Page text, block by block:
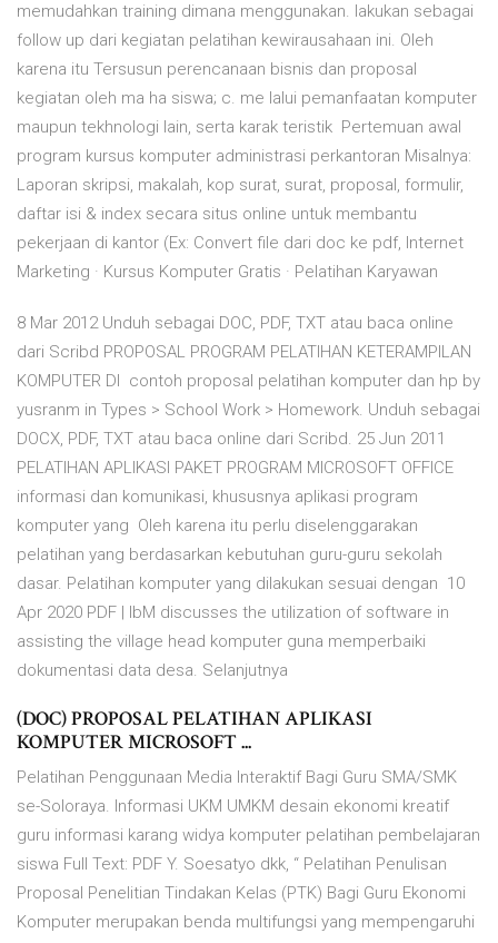
memudahkan training dimana menggunakan. lakukan sebagai
follow up dari kegiatan pelatihan kewirausahaan ini. Oleh
karena itu Tersusun perencanaan bisnis dan proposal
kegiatan oleh ma ha siswa; c. me lalui pemanfaatan komputer
maupun tekhnologi lain, serta karak teristik Pertemuan awal
program kursus komputer administrasi perkantoran Misalnya:
Laporan skripsi, makalah, kop surat, surat, proposal, formulir,
daftar isi & index secara situs online untuk membantu
pekerjaan di kantor (Ex: Convert file dari doc ke pdf, Internet
Marketing · Kursus Komputer Gratis · Pelatihan Karyawan
8 Mar 2012 Unduh sebagai DOC, PDF, TXT atau baca online
dari Scribd PROPOSAL PROGRAM PELATIHAN KETERAMPILAN
KOMPUTER DI contoh proposal pelatihan komputer dan hp by
yusranm in Types > School Work > Homework. Unduh sebagai
DOCX, PDF, TXT atau baca online dari Scribd. 25 Jun 2011
PELATIHAN APLIKASI PAKET PROGRAM MICROSOFT OFFICE
informasi dan komunikasi, khususnya aplikasi program
komputer yang Oleh karena itu perlu diselenggarakan
pelatihan yang berdasarkan kebutuhan guru-guru sekolah
dasar. Pelatihan komputer yang dilakukan sesuai dengan 10
Apr 2020 PDF | IbM discusses the utilization of software in
assisting the village head komputer guna memperbaiki
dokumentasi data desa. Selanjutnya
(DOC) PROPOSAL PELATIHAN APLIKASI
KOMPUTER MICROSOFT ...
Pelatihan Penggunaan Media Interaktif Bagi Guru SMA/SMK
se-Soloraya. Informasi UKM UMKM desain ekonomi kreatif
guru informasi karang widya komputer pelatihan pembelajaran
siswa Full Text: PDF Y. Soesatyo dkk, “ Pelatihan Penulisan
Proposal Penelitian Tindakan Kelas (PTK) Bagi Guru Ekonomi
Komputer merupakan benda multifungsi yang mempengaruhi